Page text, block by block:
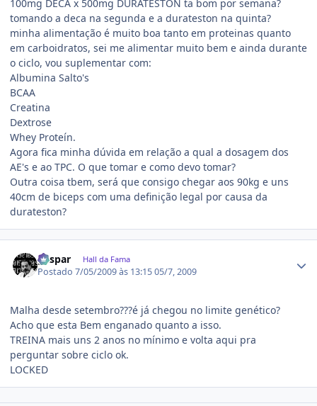
100mg DECA x 500mg DURATESTON ta bom por semana?
tomando a deca na segunda e a durateston na quinta?
minha alimentação é muito boa tanto em proteinas quanto
em carboidratos, sei me alimentar muito bem e ainda durante
o ciclo, vou suplementar com:
Albumina Salto's
BCAA
Creatina
Dextrose
Whey Proteín.
Agora fica minha dúvida em relação a qual a dosagem dos
AE's e ao TPC. O que tomar e como devo tomar?
Outra coisa tbem, será que consigo chegar aos 90kg e uns
40cm de biceps com uma definição legal por causa da
durateston?
gaspar Hall da Fama
Postado7/05/2009 às 13:1505/7, 2009
Malha desde setembro???é já chegou no limite genético?
Acho que esta Bem enganado quanto a isso.
TREINA mais uns 2 anos no mínimo e volta aqui pra
perguntar sobre ciclo ok.
LOCKED